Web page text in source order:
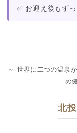
✅ お迎え後もず
～ 世界に二つの温泉
め
北